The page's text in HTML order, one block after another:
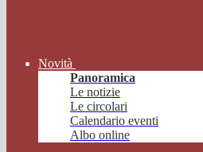
Novità
Panoramica
Le notizie
Le circolari
Calendario eventi
Albo online